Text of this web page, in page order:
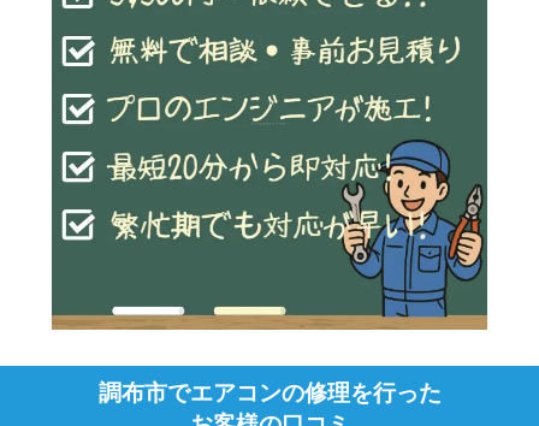
調布市でエアコンの修理を行った